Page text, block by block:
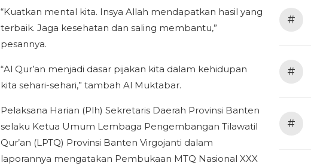
“Kuatkan mental kita. Insya Allah mendapatkan hasil yang
terbaik. Jaga kesehatan dan saling membantu,”
pesannya.
“Al Qur’an menjadi dasar pijakan kita dalam kehidupan
kita sehari-sehari,” tambah Al Muktabar.
Pelaksana Harian (Plh) Sekretaris Daerah Provinsi Banten
selaku Ketua Umum Lembaga Pengembangan Tilawatil
Qur’an (LPTQ) Provinsi Banten Virgojanti dalam
laporannya mengatakan Pembukaan MTQ Nasional XXX
#
#
#